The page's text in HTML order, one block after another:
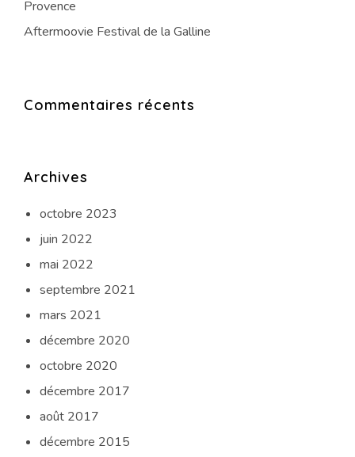
Provence
Aftermoovie Festival de la Galline
Commentaires récents
Archives
octobre 2023
juin 2022
mai 2022
septembre 2021
mars 2021
décembre 2020
octobre 2020
décembre 2017
août 2017
décembre 2015